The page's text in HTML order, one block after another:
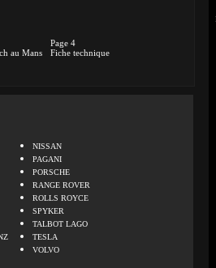
au Mans
Page 4
Fiche technique
NISSAN
PAGANI
PORSCHE
RANGE ROVER
ROLLS ROYCE
SPYKER
TALBOT LAGO
TESLA
VOLVO